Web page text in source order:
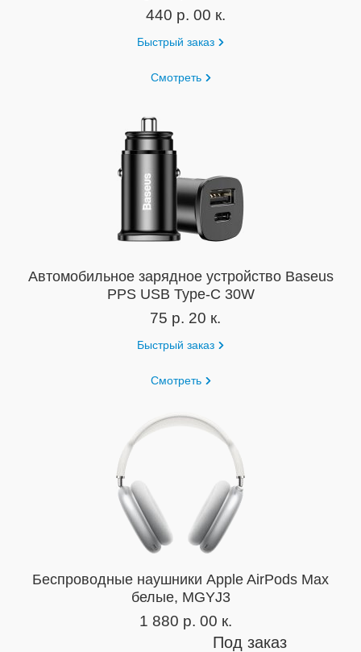
440 р. 00 к.
Быстрый заказ
Смотреть
Автомобильное зарядное устройство Baseus
PPS USB Type-C 30W
75 р. 20 к.
Быстрый заказ
Смотреть
Беспроводные наушники Apple AirPods Max
белые, MGYJ3
1 880 р. 00 к.
Под заказ